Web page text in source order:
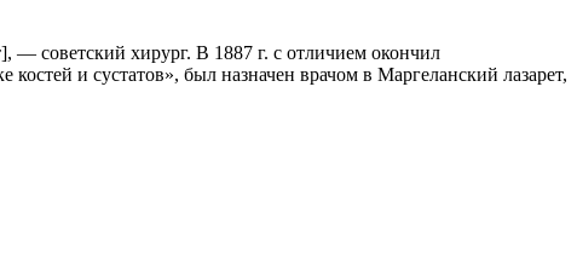
— советский хирург. В 1887 г. с отличием окончил
и сустатов», был назначен врачом в Маргеланский лазарет,